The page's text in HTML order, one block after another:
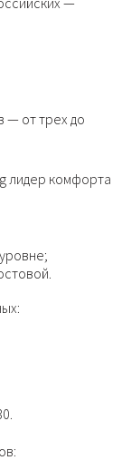
— от трех до
лидер комфорта